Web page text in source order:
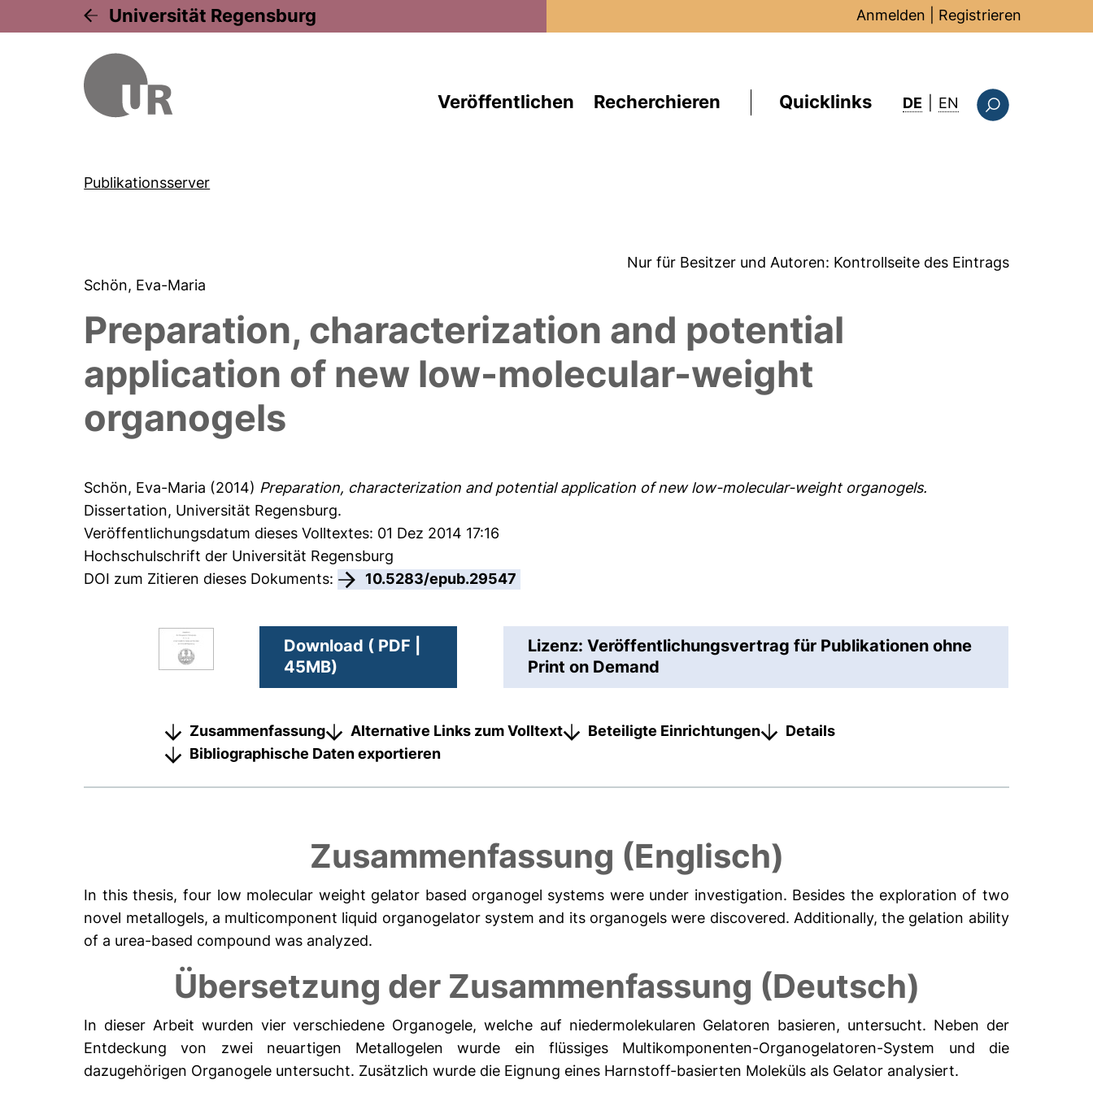
Universität Regensburg Anmelden Registrieren
Veröffentlichen Recherchieren Quicklinks DE EN : this page in
Publikationsserver
Nur für Besitzer und Autoren: Kontrollseite des Eintrags
Schön, Eva-Maria
Preparation, characterization and potential
application of new low-molecular-weight
organogels
Schön, Eva-Maria (2014) Preparation, characterization and potential application of new low-molecular-weight organogels.
Dissertation, Universität Regensburg.
Veröffentlichungsdatum dieses Volltextes: 01 Dez 2014 17:16
Hochschulschrift der Universität Regensburg
DOI zum Zitieren dieses Dokuments:
10.5283/epub.29547
Download ( PDF |
45MB)
Lizenz: Veröffentlichungsvertrag für Publikationen ohne
Print on Demand
Zusammenfassung Alternative Links zum Volltext Beteiligte Einrichtungen
Details
Bibliographische Daten exportieren
Zusammenfassung (Englisch)
In this thesis, four low molecular weight gelator based organogel systems were under investigation. Besides the exploration of two
novel metallogels, a multicomponent liquid organogelator system and its organogels were discovered. Additionally, the gelation ability
of a urea-based compound was analyzed.
Übersetzung der Zusammenfassung (Deutsch)
In dieser Arbeit wurden vier verschiedene Organogele, welche auf niedermolekularen Gelatoren basieren, untersucht. Neben der
Entdeckung von zwei neuartigen Metallogelen wurde ein flüssiges Multikomponenten-Organogelatoren-System und die
dazugehörigen Organogele untersucht. Zusätzlich wurde die Eignung eines Harnstoff-basierten Moleküls als Gelator analysiert.